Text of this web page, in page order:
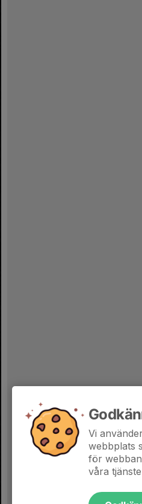
Vi
webbplats
för
våra